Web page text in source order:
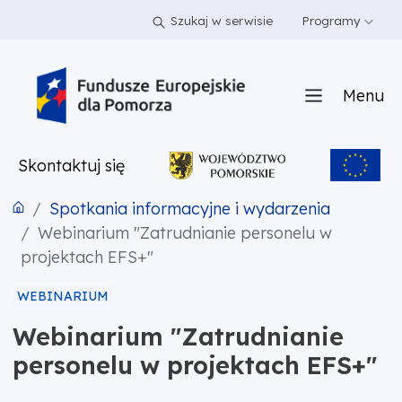
PRZEJDŹ DO TREŚCI Szukaj w serwisie Programy
Menu
Skontaktuj się
Spotkania informacyjne i wydarzenia
Webinarium "Zatrudnianie personelu w
projektach EFS+"
WEBINARIUM
Webinarium "Zatrudnianie
personelu w projektach EFS+"